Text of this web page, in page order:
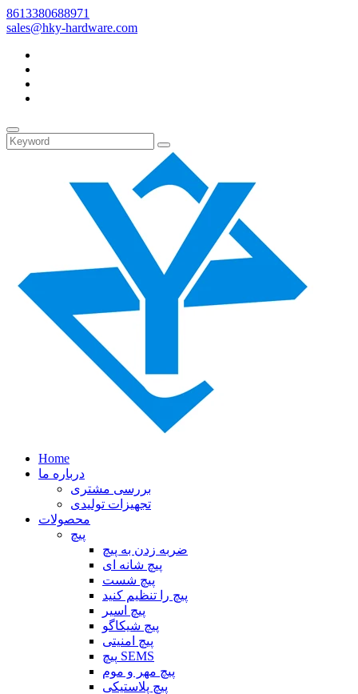
8613380688971
sales@hky-hardware.com
Home
درباره ما
بررسی مشتری
تجهیزات تولیدی
محصولات
پیچ
ضربه زدن به پیچ
پیچ شانه ای
پیچ شست
پیچ را تنظیم کنید
پیچ اسیر
پیچ شیکاگو
پیچ امنیتی
پیچ SEMS
پیچ مهر و موم
پیچ پلاستیکی